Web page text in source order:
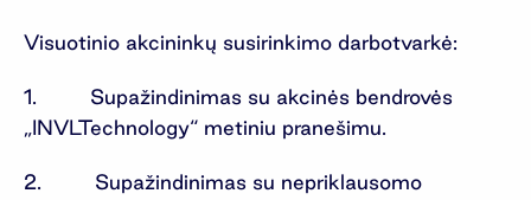
Visuotinio akcininkų susirinkimo darbotvarkė:
1. Supažindinimas su akcinės bendrovės
„INVLTechnology“ metiniu pranešimu.
2. Supažindinimas su nepriklausomo